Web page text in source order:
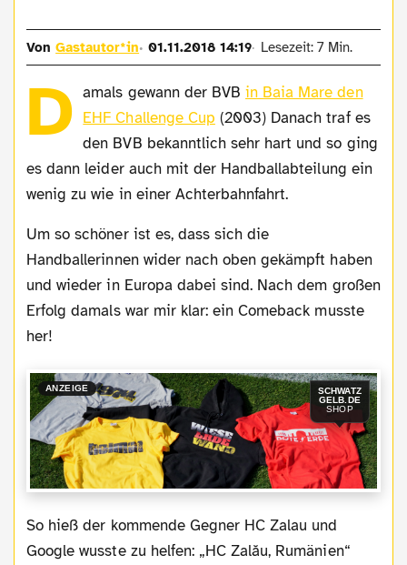
VonGastautor*in 01.11.2018 14:19 Lesezeit: 7 Min.
D amals gewann der BVBin Baia Mare den
EHF Challenge Cup (2003) Danach traf es
den BVB bekanntlich sehr hart und so ging
es dann leider auch mit der Handballabteilung ein
wenig zu wie in einer Achterbahnfahrt.
Um so schöner ist es, dass sich die
Handballerinnen wider nach oben gekämpft haben
und wieder in Europa dabei sind. Nach dem großen
Erfolg damals war mir klar: ein Comeback musste
her!
ANZEIGE
SCHWATZ
GELB.DE
SHOP
So hieß der kommende Gegner HC Zalau und
Google wusste zu helfen: „HC Zalău, Rumänien“